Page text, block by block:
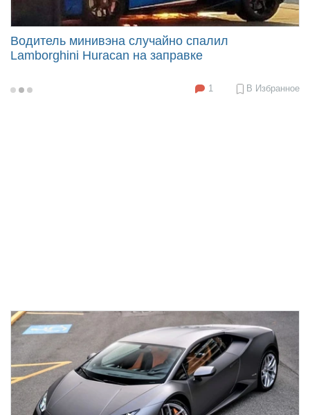
Водитель минивэна случайно спалил
Lamborghini Huracan на заправке
2018-
1 В Избранное